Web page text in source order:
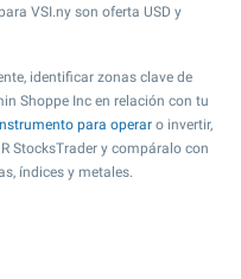
VSI.ny son oferta USD y
identificar zonas clave de
Shoppe Inc en relación con tu
para operar o invertir,
StocksTrader y compáralo con
índices y metales.